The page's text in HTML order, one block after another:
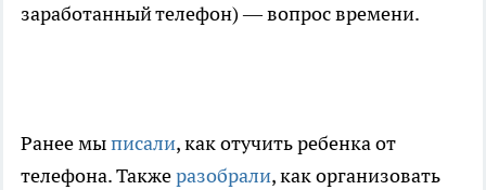
заработанный телефон) — вопрос времени.
Ранее мыписали, как отучить ребенка от
телефона. Такжеразобрали, как организовать